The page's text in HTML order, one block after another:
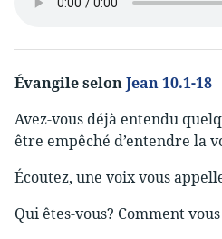
Évangile selonJean 10.1-18
Avez-vous déjà entendu
être empêché d’entendre la
Écoutez, une voix vous
Qui êtes-vous? Comment